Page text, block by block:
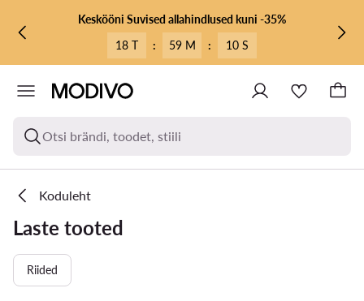
LIIGU PÕHISISU JUURDE
MINE OTSINGUSSEKeskööni Suvised allahindlused kuni -35%
18 T
: 59 M : 07 S
Otsi brändi, toodet, stiili
Koduleht
Laste tooted
Riided